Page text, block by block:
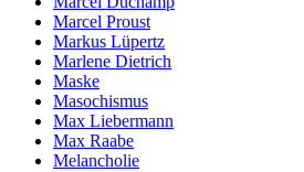
Marcel Proust
Markus Lüpertz
Marlene Dietrich
Maske
Masochismus
Max Liebermann
Max Raabe
Melancholie